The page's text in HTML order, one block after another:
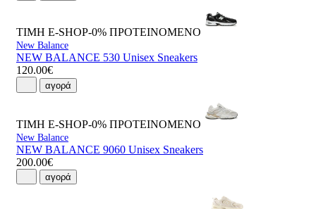
ΤΙΜΗ E-SHOP-0% ΠΡΟΤΕΙΝΟΜΕΝΟ
New Balance
NEW BALANCE 530 Unisex Sneakers
120.00€
αγορά
ΤΙΜΗ E-SHOP-0% ΠΡΟΤΕΙΝΟΜΕΝΟ
New Balance
NEW BALANCE 9060 Unisex Sneakers
200.00€
αγορά